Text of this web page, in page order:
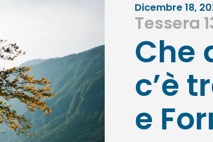
Dicembre 18,
Tessera
Che
c’è
e